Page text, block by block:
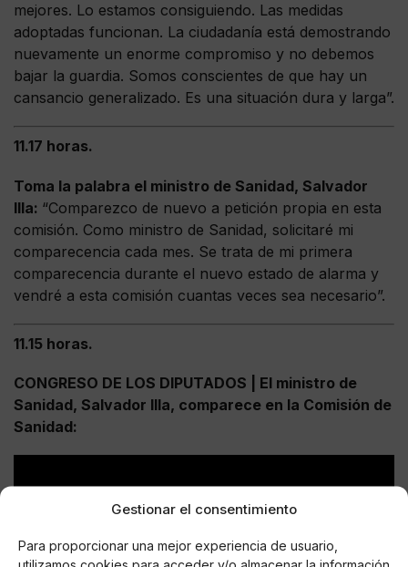
Gestionar el consentimiento
Para proporcionar una mejor experiencia de usuario,
utilizamos cookies para acceder y/o almacenar la información
mejores. Lo estamos consiguiendo. Las medidas
adoptadas funcionan. La ciudadanía está demostrando
nuevamente un enorme compromiso y no debemos
bajar la guardia. Somos conscientes de que hay un
cansancio generalizado. Es una situación dura y larga”.
11.17 horas.
Toma la palabra el ministro de Sanidad, Salvador
Illa: “Comparezco de nuevo a petición propia en esta
comisión. Como ministro de Sanidad, solicitaré mi
comparecencia cada mes. Se trata de mi primera
comparecencia durante el nuevo estado de alarma y
vendré a esta comisión cuantas veces sea necesario”.
11.15 horas.
CONGRESO DE LOS DIPUTADOS | El ministro de
Sanidad, Salvador Illa, comparece en la Comisión de
Sanidad: